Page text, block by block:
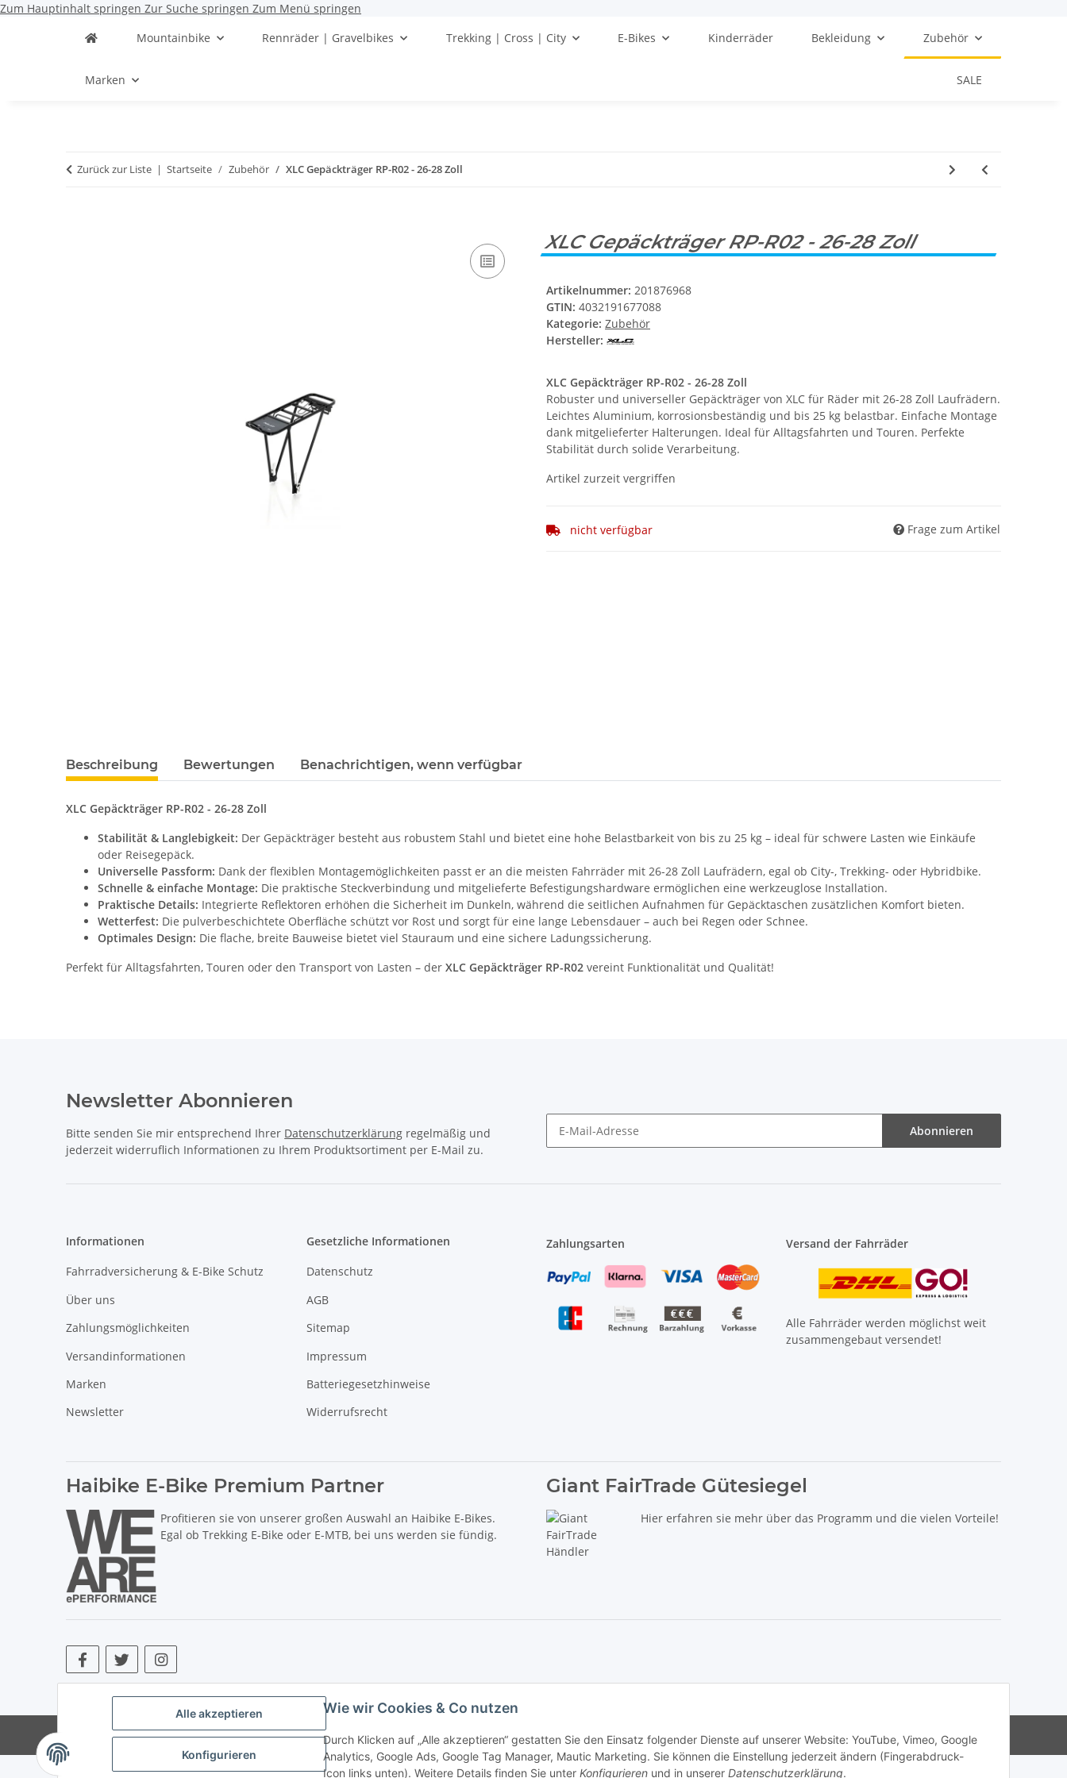
Zum Hauptinhalt springen Zur Suche springen Zum Menü springen
Alle akzeptieren
Konfigurieren
Wie wir Cookies & Co nutzen
Durch Klicken auf „Alle akzeptieren“ gestatten Sie den Einsatz folgender Dienste auf unserer Website: YouTube, Vimeo, Google
Analytics, Google Ads, Google Tag Manager, Mautic Marketing. Sie können die Einstellung jederzeit ändern (Fingerabdruck-
Icon links unten). Weitere Details finden Sie unter Konfigurieren und in unserer Datenschutzerklärung.
Mountainbike Rennräder | Gravelbikes Trekking | Cross | City E-Bikes Kinderräder Bekleidung Zubehör
Marken SALE
Zurück zur Liste Startseite Zubehör XLC Gepäckträger RP-R02 - 26-28 Zoll
XLC Gepäckträger RP-R02 - 26-28 Zoll
Artikelnummer: 201876968
GTIN: 4032191677088
Kategorie: Zubehör
Hersteller:
XLC Gepäckträger RP-R02 - 26-28 Zoll
Robuster und universeller Gepäckträger von XLC für Räder mit 26-28 Zoll Laufrädern.
Leichtes Aluminium, korrosionsbeständig und bis 25 kg belastbar. Einfache Montage
dank mitgelieferter Halterungen. Ideal für Alltagsfahrten und Touren. Perfekte
Stabilität durch solide Verarbeitung.
Artikel zurzeit vergriffen
nicht verfügbar Frage zum Artikel
Beschreibung Bewertungen Benachrichtigen, wenn verfügbar
XLC Gepäckträger RP-R02 - 26-28 Zoll
Stabilität & Langlebigkeit: Der Gepäckträger besteht aus robustem Stahl und bietet eine hohe Belastbarkeit von bis zu 25 kg – ideal für schwere Lasten wie Einkäufe
oder Reisegepäck.
Universelle Passform: Dank der flexiblen Montagemöglichkeiten passt er an die meisten Fahrräder mit 26-28 Zoll Laufrädern, egal ob City-, Trekking- oder Hybridbike.
Schnelle & einfache Montage: Die praktische Steckverbindung und mitgelieferte Befestigungshardware ermöglichen eine werkzeuglose Installation.
Praktische Details: Integrierte Reflektoren erhöhen die Sicherheit im Dunkeln, während die seitlichen Aufnahmen für Gepäcktaschen zusätzlichen Komfort bieten.
Wetterfest: Die pulverbeschichtete Oberfläche schützt vor Rost und sorgt für eine lange Lebensdauer – auch bei Regen oder Schnee.
Optimales Design: Die flache, breite Bauweise bietet viel Stauraum und eine sichere Ladungssicherung.
Perfekt für Alltagsfahrten, Touren oder den Transport von Lasten – derXLC Gepäckträger RP-R02 vereint Funktionalität und Qualität!
Newsletter Abonnieren
Bitte senden Sie mir entsprechend Ihrer Datenschutzerklärung regelmäßig und
jederzeit widerruflich Informationen zu Ihrem Produktsortiment per E-Mail zu.
Abonnieren
Informationen
Fahrradversicherung & E-Bike Schutz
Über uns
Zahlungsmöglichkeiten
Versandinformationen
Marken
Newsletter
Gesetzliche Informationen
Datenschutz
AGB
Sitemap
Impressum
Batteriegesetzhinweise
Widerrufsrecht
Zahlungsarten Versand der Fahrräder
Alle Fahrräder werden möglichst weit
zusammengebaut versendet!
Haibike E-Bike Premium Partner
Profitieren sie von unserer großen Auswahl an Haibike E-Bikes.
Egal ob Trekking E-Bike oder E-MTB, bei uns werden sie fündig.
Giant FairTrade Gütesiegel
Hier erfahren sie mehr über das Programm und die vielen Vorteile!
* Alle Preise inkl. gesetzlicher USt., zzgl.Versand. ** Hierbei handelt es sich um die unverbindliche Preisempfehlung des Herstellers (kurz UVP).
© Copyright © 2017 bis 2025 bike-store de Vertriebs GmbH - Der Radladen & E-Bike Speziallist aus Haßfurt. Wir führen die Brands Haibike, Cube, Ghost, LIV, Simplon und Giant.